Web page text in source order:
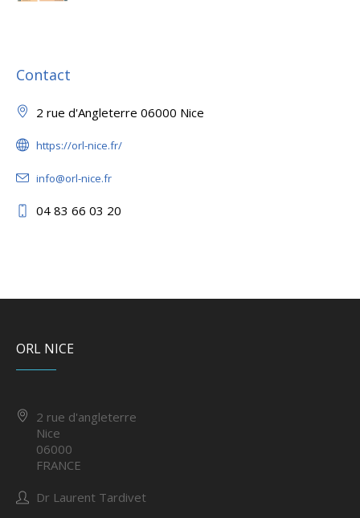
Contact
2 rue d'Angleterre 06000 Nice
https://orl-nice.fr/
info@orl-nice.fr
04 83 66 03 20
ORL NICE
2 rue d'angleterre
Nice
06000
FRANCE
Dr Laurent Tardivet